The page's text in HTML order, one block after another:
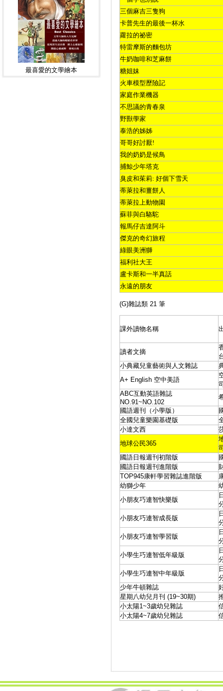
最喜愛的文學繪本
三個麻吉三隻狗
卡普先生的最後一杯水
蘿拉的祕密
特雷摩斯的麵包坊
牛奶咖啡和芝麻餅
糖姐妹
火車模型歷險記
家庭作業機器
不思議的青春泉
野獸學家
泰浩的姊姊
哥哥好討厭!
我的奶奶是候鳥
捕鯨少年塔克
臭皮和茱莉: 好個下雪天
蒂萊拉和薑餅人
蒂萊拉上動物園
蘇菲與白駱駝
報馬仔吉達阿斗
傑克的奇幻旅程
綠眼美洲獅
福利社大王
盧卡斯和一半真話
永遠的朋友
(G)雜誌類 21 筆
課外讀物名稱
讀者文摘
小典藏兒童藝術與人文雜誌
A+ English 空中美語
ABC互動英語雜誌
NO.91~NO.102
國語週刊（小學版）
全國兒童樂園基礎版
小達文西
地球公民365
國語日報週刊初階版
國語日報週刊進階版
TOP945康軒學習雜誌進階版
幼獅少年
小朋友巧連智快樂版
小朋友巧連智成長版
小朋友巧連智學習版
小學生巧連智低年級版
小學生巧連智中年級版
少年牛頓雜誌
星期八幼兒月刊 (19~30期)
小太陽1~3歲幼兒雜誌
小太陽4~7歲幼兒雜誌